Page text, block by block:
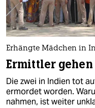
Erhängte Mädchen in
Ermittler
Die zwei in Indien tot
ermordet worden.
nahmen, ist weiter